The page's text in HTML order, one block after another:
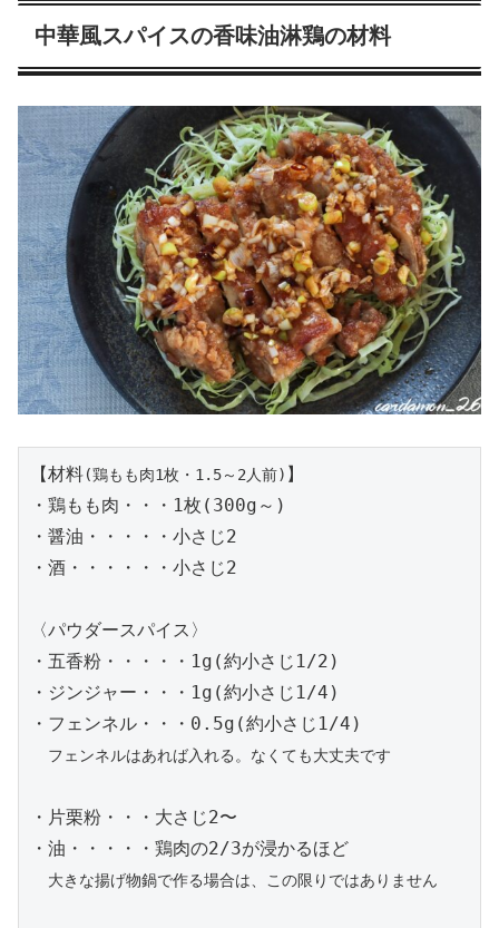
中華風スパイスの香味油淋鶏の材料
【材料(鶏もも肉1枚・1.5～2人前) 】
・鶏もも肉・・・1枚(300g～)
・醤油・・・・・小さじ2
・酒・・・・・・小さじ2
〈パウダースパイス〉
・五香粉・・・・・1g(約小さじ1/2)
・ジンジャー・・・1g(約小さじ1/4)
・フェンネル・・・0.5g(約小さじ1/4)
フェンネルはあれば入れる。なくても大丈夫です
・片栗粉・・・大さじ2〜
・油・・・・・鶏肉の2/3が浸かるほど
大きな揚げ物鍋で作る場合は、この限りではありません